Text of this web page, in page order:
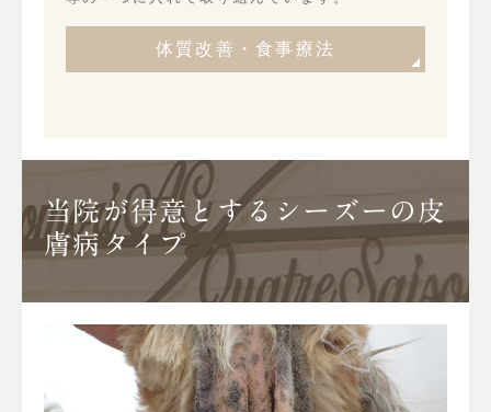
体質改善・食事療法
当院が得意とするシーズーの皮
膚病タイプ